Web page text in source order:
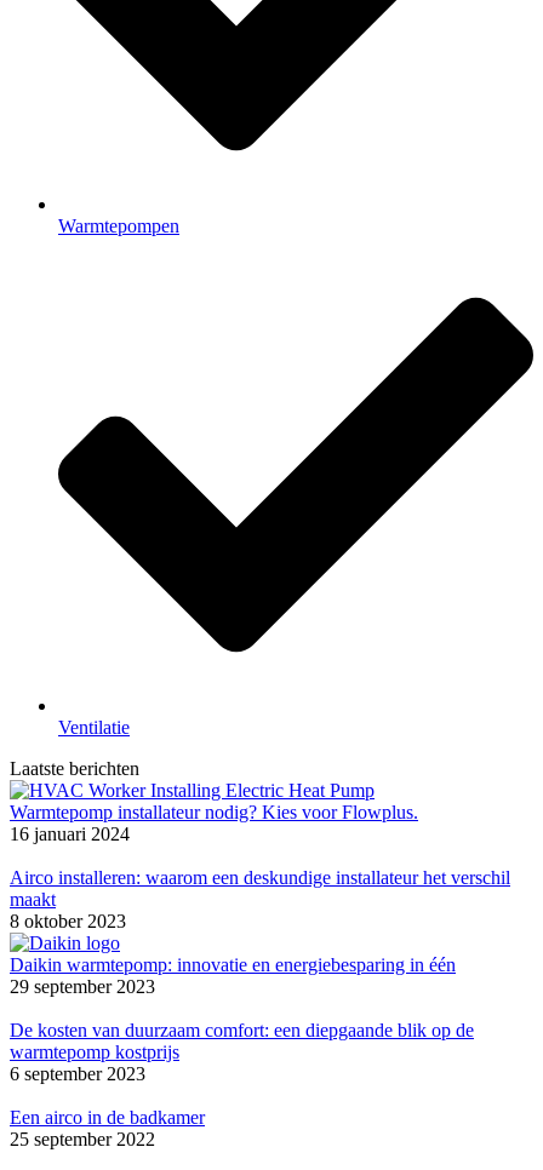
Warmtepompen
Ventilatie
Laatste berichten
Warmtepomp installateur nodig? Kies voor Flowplus.
16 januari 2024
Airco installeren: waarom een deskundige installateur het verschil
maakt
8 oktober 2023
Daikin warmtepomp: innovatie en energiebesparing in één
29 september 2023
De kosten van duurzaam comfort: een diepgaande blik op de
warmtepomp kostprijs
6 september 2023
Een airco in de badkamer
25 september 2022